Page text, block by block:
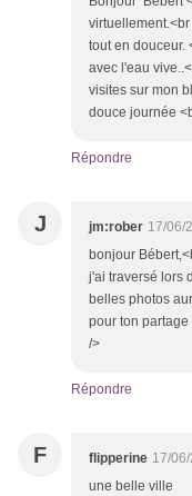
tout en
avec l'eau
visites sur mon
douce journée
Répondre
J jm:rober 17/06/
bonjour
j'ai traversé lors
belles photos
pour ton
/>
Répondre
F flipperine 17/
une belle ville